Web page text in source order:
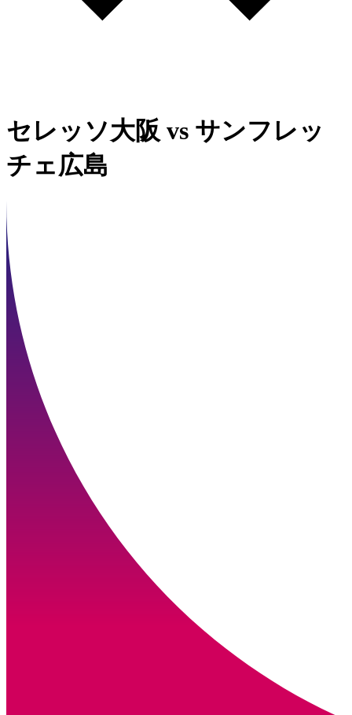
セレッソ大阪 vs サンフレッ
チェ広島